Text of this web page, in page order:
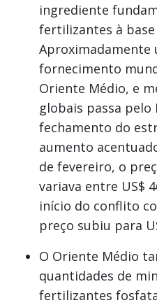
ingrediente
fertilizantes à
Aproximadamente
fornecimento
Oriente Médio, e
globais passa pelo
fechamento do
aumento
de fevereiro, o
variava entre US$
início do conflito
preço subiu para
O Oriente Médio
quantidades de
fertilizantes